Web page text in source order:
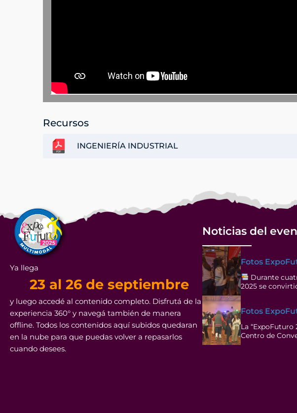
Recursos
INGENIERÍA INDUSTRIAL
Ya llega
23 al 26 de septiembre
y luego accedé al contenido completo. Disfrutá de la
experiencia 360° y navegá también de manera
offline. Todos los contenidos aquí subidos quedaran
en la nube para que puedas volver a repasarlos
cuando desees.
Noticias del
Fotos
Durante
2025 se
Fotos
La “ExpoFuturo
Centro de